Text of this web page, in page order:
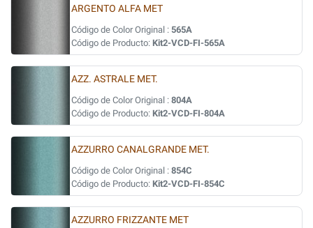
ARGENTO ALFA MET
Código de Color Original : 565A
Código de Producto: Kit2-VCD-FI-565A
AZZ. ASTRALE MET.
Código de Color Original : 804A
Código de Producto: Kit2-VCD-FI-804A
AZZURRO CANALGRANDE MET.
Código de Color Original : 854C
Código de Producto: Kit2-VCD-FI-854C
AZZURRO FRIZZANTE MET